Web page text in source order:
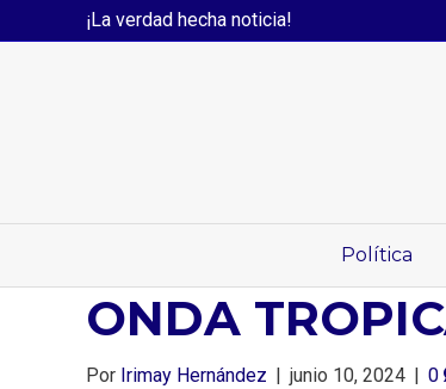
¡La verdad hecha noticia!
Política
ONDA
Por Irimay Hernández junio 10, 2024 0